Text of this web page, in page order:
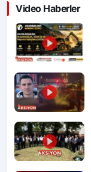
Video Haberler